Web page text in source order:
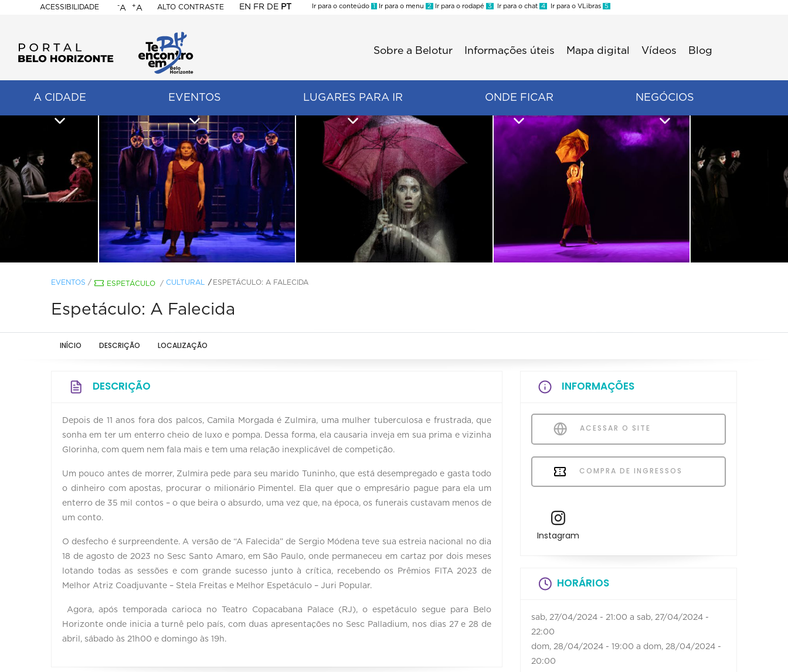
ACESSIBILIDADE
BELO
HORIZONTE
-A +A ALTO CONTRASTE EN FR DE PT
Ir para o conteúdo 1 Ir para o menu 2 Ir para o rodapé 3 Ir para o chat 4 Ir para o VLibras 5
Sobre a Belotur Informações úteis Mapa digital Vídeos Blog
A CIDADE EVENTOS LUGARES PARA IR ONDE FICAR NEGÓCIOS
EVENTOS / ESPETÁCULO / CULTURAL ESPETÁCULO: A FALECIDA
Espetáculo: A Falecida
INÍCIO DESCRIÇÃO LOCALIZAÇÃO
DESCRIÇÃO
Depois de 11 anos fora dos palcos, Camila Morgada é Zulmira, uma mulher tuberculosa e frustrada, que
sonha em ter um enterro cheio de luxo e pompa. Dessa forma, ela causaria inveja em sua prima e vizinha
Glorinha, com quem nem fala mais e tem uma relação inexplicável de competição.
Um pouco antes de morrer, Zulmira pede para seu marido Tuninho, que está desempregado e gasta todo
o dinheiro com apostas, procurar o milionário Pimentel. Ela quer que o empresário pague para ela um
enterro de 35 mil contos – o que beira o absurdo, uma vez que, na época, os funerais custavam menos de
um conto.
O desfecho é surpreendente. A versão de “A Falecida” de Sergio Módena teve sua estreia nacional no dia
18 de agosto de 2023 no Sesc Santo Amaro, em São Paulo, onde permaneceu em cartaz por dois meses
lotando todas as sessões e com grande sucesso junto à crítica, recebendo os Prêmios FITA 2023 de
Melhor Atriz Coadjuvante – Stela Freitas e Melhor Espetáculo – Juri Popular.
Agora, após temporada carioca no Teatro Copacabana Palace (RJ), o espetáculo segue para Belo
Horizonte onde inicia a turnê pelo país, com duas apresentações no Sesc Palladium, nos dias 27 e 28 de
abril, sábado às 21h00 e domingo às 19h.
INFORMAÇÕES
ACESSAR O SITE
COMPRA DE INGRESSOS
Instagram
HORÁRIOS
sab, 27/04/2024 - 21:00 a sab, 27/04/2024 -
22:00
dom, 28/04/2024 - 19:00 a dom, 28/04/2024 -
20:00